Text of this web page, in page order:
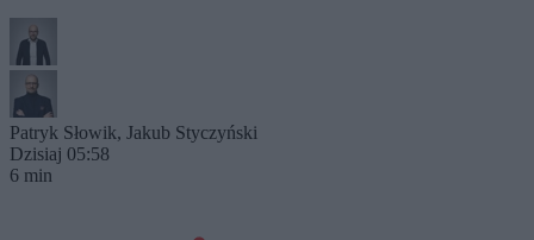
Patryk Słowik, Jakub Styczyński
Dzisiaj 05:58
6 min